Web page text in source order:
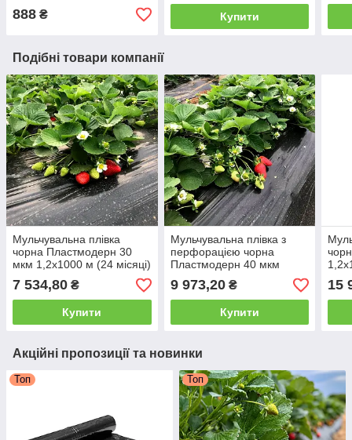
888 ₴ Купити
Подібні товари компанії
Мульчувальна плівка
чорна Пластмодерн 30
мкм 1,2х1000 м (24 місяці)
7 534,80 ₴
Купити
Мульчувальна плівка з
перфорацією чорна
Пластмодерн 40 мкм
9 973,20₴
Купити
15
Акційні пропозиції та новинки
Топ Топ